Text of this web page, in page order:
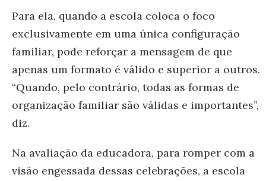
Para ela, quando a escola coloca o foco
exclusivamente em uma única configuração
familiar, pode reforçar a mensagem de que
apenas um formato é válido e superior a outros.
“Quando, pelo contrário, todas as formas de
organização familiar são válidas e importantes”,
diz.
Na avaliação da educadora, para romper com a
visão engessada dessas celebrações, a escola